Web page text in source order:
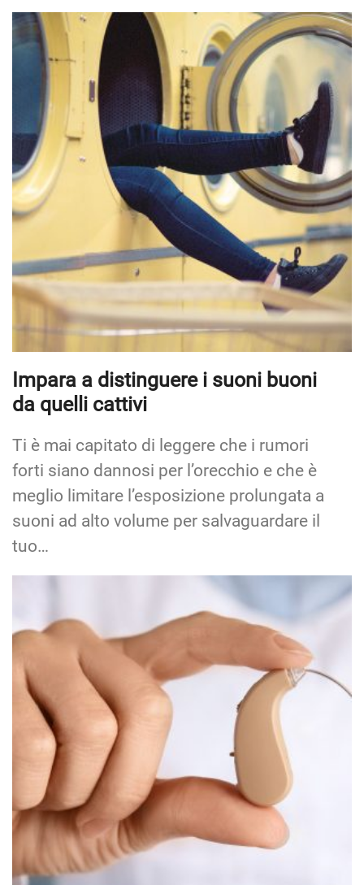
Impara a distinguere i suoni buoni
da quelli cattivi
Ti è mai capitato di leggere che i rumori
forti siano dannosi per l’orecchio e che è
meglio limitare l’esposizione prolungata a
suoni ad alto volume per salvaguardare il
tuo…